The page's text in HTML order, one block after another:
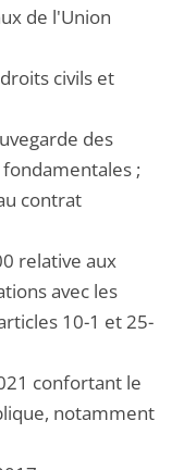
de l'Union
civils et
des
;
contrat
relative aux
avec les
10-1 et 25-
confortant le
notamment